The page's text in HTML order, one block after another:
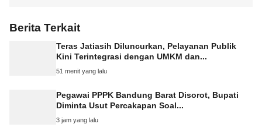
Berita Terkait
Teras Jatiasih Diluncurkan, Pelayanan Publik
Kini Terintegrasi dengan UMKM dan...
51 menit yang lalu
Pegawai PPPK Bandung Barat Disorot, Bupati
Diminta Usut Percakapan Soal...
3 jam yang lalu